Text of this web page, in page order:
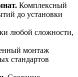
Комплексный
до установки
любой сложности,
монтаж
стандартов